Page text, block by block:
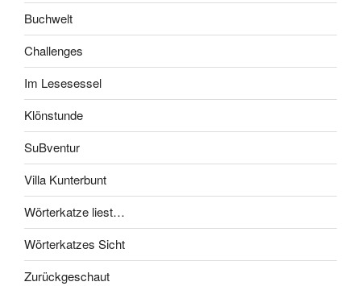
Buchwelt
Challenges
Im Lesesessel
Klönstunde
SuBventur
Villa Kunterbunt
Wörterkatze liest…
Wörterkatzes Sicht
Zurückgeschaut